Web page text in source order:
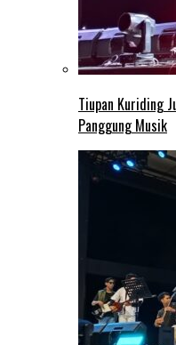
Tiupan Kuriding
Panggung Musik